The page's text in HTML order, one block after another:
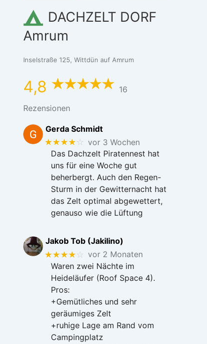
DACHZELT DORF
Amrum
Inselstraße 125, Wittdün auf Amrum
4,8
16
Rezensionen
Gerda Schmidt
★★★★☆ vor 3 Wochen
Das Dachzelt Piratennest hat
uns für eine Woche gut
beherbergt. Auch den Regen-
Sturm in der Gewitternacht hat
das Zelt optimal abgewettert,
genauso wie die Lüftung
Jakob Tob (Jakilino)
★★★★☆ vor 2 Monaten
Waren zwei Nächte im
Heideläufer (Roof Space 4).
Pros:
+Gemütliches und sehr
geräumiges Zelt
+ruhige Lage am Rand vom
Campingplatz